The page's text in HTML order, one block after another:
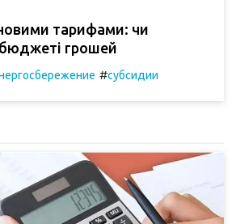
тарифами: чи
грошей
#субсидии